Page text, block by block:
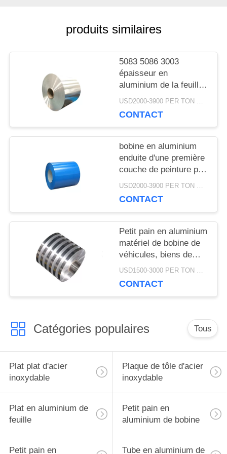
DEMANDEZ
SITE
PRIVACY
produits similaires
5083 5086 3003
épaisseur en
aluminium de la feuille
0.1-3mm de la bobine USD2000-3900 PER TON MOQ:1TON
CONTACT
bobine en aluminium
enduite d'une première
couche de peinture par
couleur enduite en
3105 h46 pour la
USD2000-3900 PER TON MOQ:1TON
CONTACT
Petit pain en aluminium
matériel de bobine de
véhicules, biens de
corrosion de bobine USD1500-3000 PER TON MOQ:1TON
CONTACT
Catégories populaires Tous
Plat plat d'acier
inoxydable
Plaque de tôle d'acier
inoxydable
Plat en aluminium de
feuille
Petit pain en
aluminium de bobine
Petit pain en Tube en aluminium de